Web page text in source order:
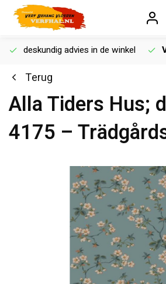
deskundig advies in de winkel
Terug
Alla Tiders Hus;
4175 –